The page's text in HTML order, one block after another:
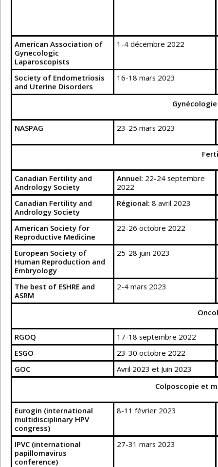
American Association of
Gynecologic
Laparoscopists
1-4 décembre 2022
Society of Endometriosis
and Uterine Disorders
16-18 mars 2023
NASPAG 23-25 mars 2023
Canadian Fertility and
Andrology Society
Annuel: 22-24 septembre
2022
Canadian Fertility and
Andrology Society
Régional: 8 avril 2023
American Society for
Reproductive Medicine
22-26 octobre 2022
European Society of
Human Reproduction and
Embryology
25-28 juin 2023
The best of ESHRE and
ASRM
2-4 mars 2023
RGOQ
17-18 septembre 2022
ESGO
23-30 octobre 2022
GOC
Avril 2023 et Juin 2023
Colposcopie et
Eurogin (international
multidisciplinary HPV
congress)
8-11 février 2023
IPVC (international
papillomavirus
conference)
27-31 mars 2023